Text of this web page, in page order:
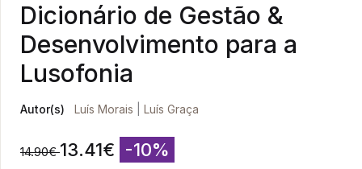
Dicionário de Gestão &
Desenvolvimento para a
Lusofonia
Autor(s) Luís Morais Luís Graça
14.90€ 13.41€ -10%